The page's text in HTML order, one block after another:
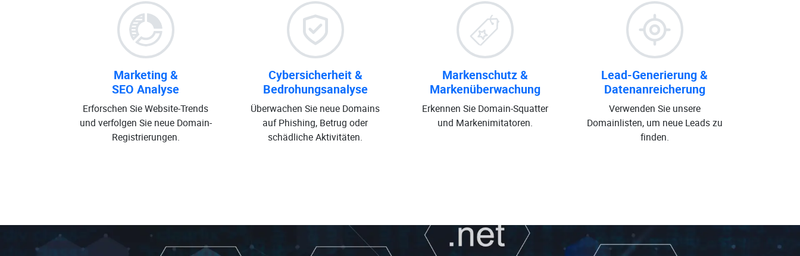
Marketing &
SEO Analyse
Erforschen Sie Website-Trends
und verfolgen Sie neue Domain-
Registrierungen.
Cybersicherheit &
Bedrohungsanalyse
Überwachen Sie neue Domains
auf Phishing, Betrug oder
schädliche Aktivitäten.
Markenschutz &
Markenüberwachung
Erkennen Sie Domain-Squatter
und Markenimitatoren.
Lead-Generierung &
Datenanreicherung
Verwenden Sie unsere
Domainlisten, um neue Leads zu
finden.